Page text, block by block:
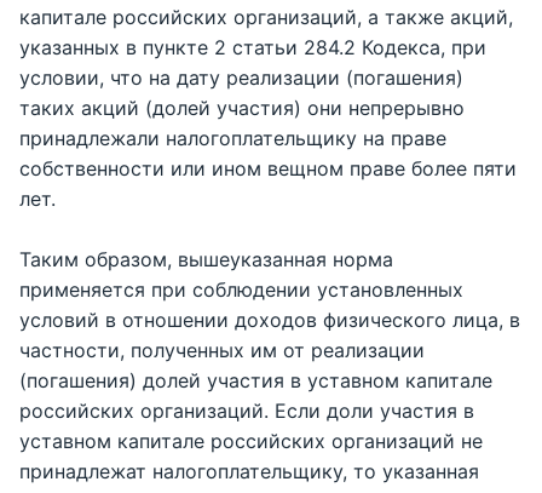
капитале российских организаций, а также акций,
указанных в пункте 2 статьи 284.2 Кодекса, при
условии, что на дату реализации (погашения)
таких акций (долей участия) они непрерывно
принадлежали налогоплательщику на праве
собственности или ином вещном праве более пяти
лет.
Таким образом, вышеуказанная норма
применяется при соблюдении установленных
условий в отношении доходов физического лица, в
частности, полученных им от реализации
(погашения) долей участия в уставном капитале
российских организаций. Если доли участия в
уставном капитале российских организаций не
принадлежат налогоплательщику, то указанная